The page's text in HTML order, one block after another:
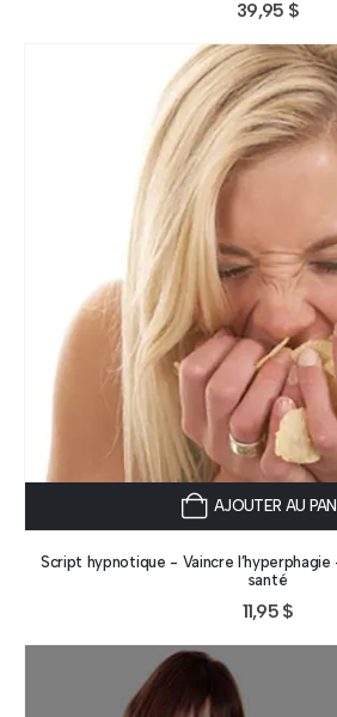
39,95 $
AJOUTER AU
Script hypnotique - Vaincre
santé
11,95 $